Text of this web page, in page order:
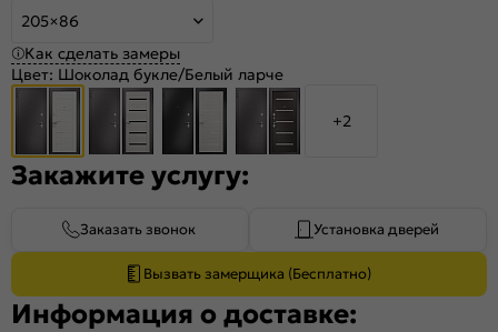
205×86
Как сделать замеры
Цвет: Шоколад букле/Белый ларче
+2
Закажите услугу:
Заказать звонок Установка дверей
Вызвать замерщика (Бесплатно)
Информация о доставке: